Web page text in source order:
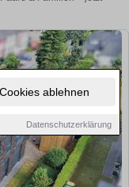
ablehnen
Datenschutzerklärung